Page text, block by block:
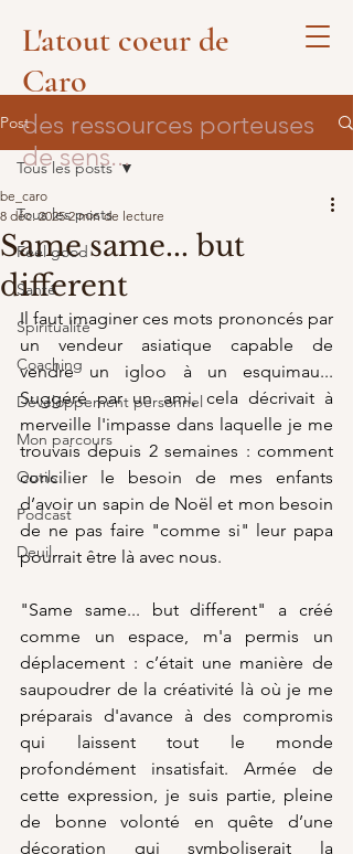
L'atout coeur de
Caro
des ressources porteuses
de sens...
Post
Tous les posts
Feel good
Santé
Spiritualité
Coaching
Développement personnel
Mon parcours
Outils
Podcast
Deuil
Tous les posts
Same same... but
different
be_caro
8 déc. 2025 2 min de lecture
Il faut imaginer ces mots prononcés par
un vendeur asiatique capable de
vendre un igloo à un esquimau...
Suggéré par un ami, cela décrivait à
merveille l'impasse dans laquelle je me
trouvais depuis 2 semaines : comment
concilier le besoin de mes enfants
d’avoir un sapin de Noël et mon besoin
de ne pas faire "comme si" leur papa
pourrait être là avec nous.
"Same same... but different" a créé
comme un espace, m'a permis un
déplacement : c’était une manière de
saupoudrer de la créativité là où je me
préparais d'avance à des compromis
qui laissent tout le monde
profondément insatisfait. Armée de
cette expression, je suis partie, pleine
de bonne volonté en quête d’une
décoration qui symboliserait la